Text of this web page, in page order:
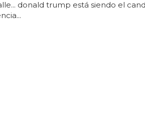
donald trump está siendo el